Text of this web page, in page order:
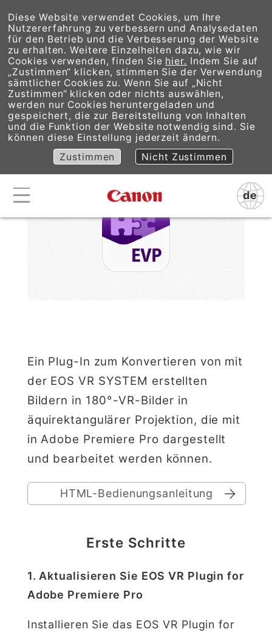
Diese Website verwendet Cookies, um Ihre
Nutzererfahrung zu verbessern und Analysedaten
für den Betrieb und die Verbesserung der Website
zu erhalten. Weitere Einzelheiten dazu, wie wir
Cookies verwenden, finden Sie hier. Indem Sie auf
„Zustimmen“ klicken, stimmen Sie der Verwendung
sämtlicher Cookies zu. Wenn Sie auf „Nicht
Zustimmen“ klicken oder nichts auswählen,
werden nur Cookies heruntergeladen und
gespeichert, die zur Bereitstellung von Inhalten
und die Funktion der Website notwendig sind. Sie
können diese Einstellung jederzeit ändern.
Zustimmen
Nicht Zustimmen
de
EOS VR Plugin for
Adobe Premiere Pro
Ein Plug-In zum Konvertieren von mit
der EOS VR SYSTEM erstellten
Bildern in 180°-VR-Bilder in
äquirektangulärer Projektion, die mit
in Adobe Premiere Pro dargestellt
und bearbeitet werden können.
HTML-Bedienungsanleitung
Erste Schritte
1. Aktualisieren Sie EOS VR Plugin for
Adobe Premiere Pro
Installieren Sie das EOS VR Plugin for